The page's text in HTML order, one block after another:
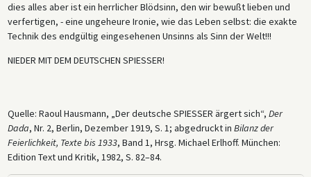
dies alles aber ist ein herrlicher Blödsinn, den wir bewußt lieben und
verfertigen, - eine ungeheure Ironie, wie das Leben selbst: die exakte
Technik des endgültig eingesehenen Unsinns als Sinn der Welt!!!
NIEDER MIT DEM DEUTSCHEN SPIESSER!
Quelle: Raoul Hausmann, „Der deutsche SPIESSER ärgert sich“, Der
Dada, Nr. 2, Berlin, Dezember 1919, S. 1; abgedruckt in Bilanz der
Feierlichkeit, Texte bis 1933, Band 1, Hrsg. Michael Erlhoff. München:
Edition Text und Kritik, 1982, S. 82–84.